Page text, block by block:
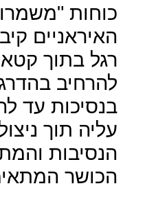
כוחות
האיראניים
רגל בתוך
להרחיב
בנסיכות עד
עליה תוך
הנסיבות
הכושר